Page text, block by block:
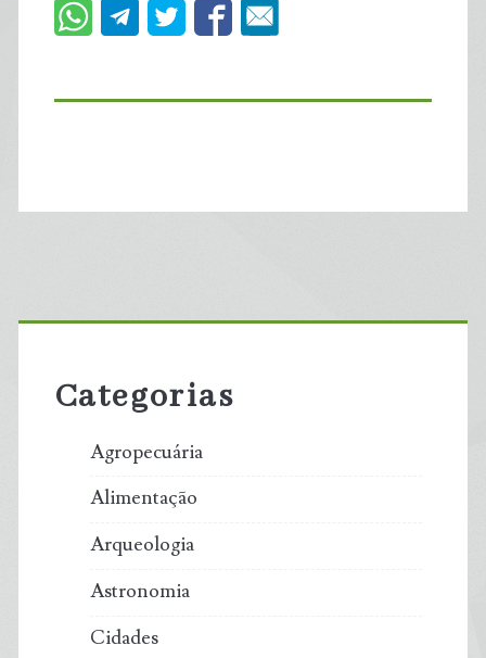
Primary
Sidebar
Categorias
Agropecuária
Alimentação
Arqueologia
Astronomia
Cidades